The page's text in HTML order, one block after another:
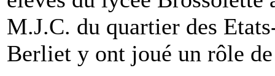
M.J.C. du quartier des
Berliet y ont joué un rôle